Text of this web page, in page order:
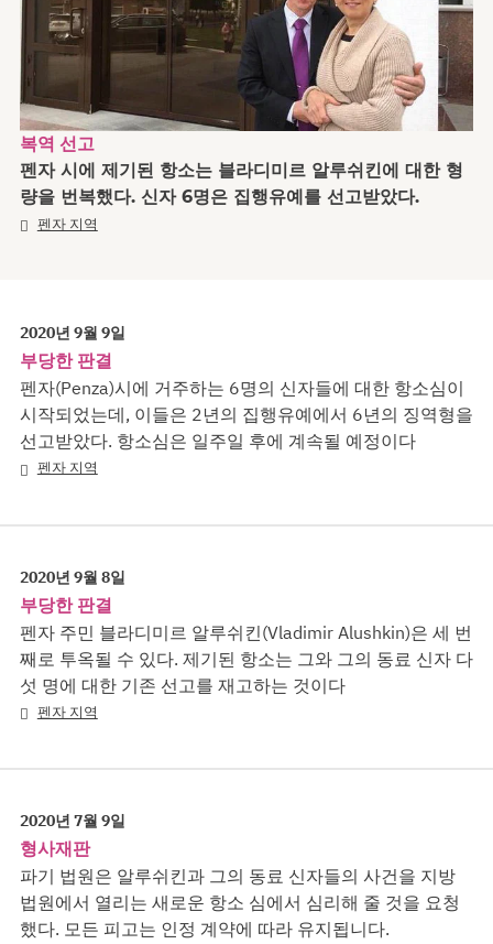
복역 선고
펜자 시에 제기된 항소는 블라디미르 알루쉬킨에 대한 형
량을 번복했다. 신자 6명은 집행유예를 선고받았다.
펜자 지역
2020년 9월 9일
부당한 판결
펜자(Penza)시에 거주하는 6명의 신자들에 대한 항소심이
시작되었는데, 이들은 2년의 집행유예에서 6년의 징역형을
선고받았다. 항소심은 일주일 후에 계속될 예정이다
펜자 지역
2020년 9월 8일
부당한 판결
펜자 주민 블라디미르 알루쉬킨(Vladimir Alushkin)은 세 번
째로 투옥될 수 있다. 제기된 항소는 그와 그의 동료 신자 다
섯 명에 대한 기존 선고를 재고하는 것이다
펜자 지역
2020년 7월 9일
형사재판
파기 법원은 알루쉬킨과 그의 동료 신자들의 사건을 지방
법원에서 열리는 새로운 항소 심에서 심리해 줄 것을 요청
했다. 모든 피고는 인정 계약에 따라 유지됩니다.